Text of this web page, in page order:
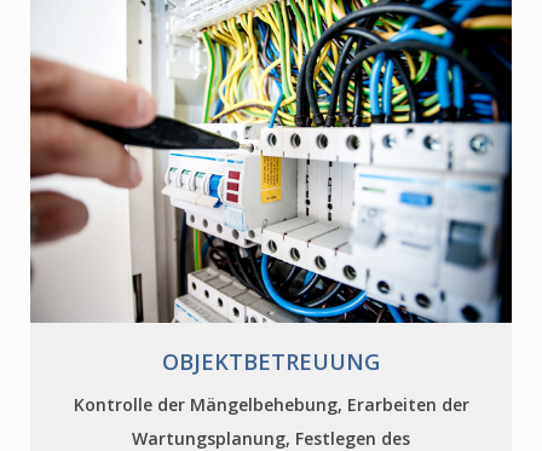
OBJEKTBETREUUNG
Kontrolle der Mängelbehebung, Erarbeiten der
Wartungsplanung, Festlegen des